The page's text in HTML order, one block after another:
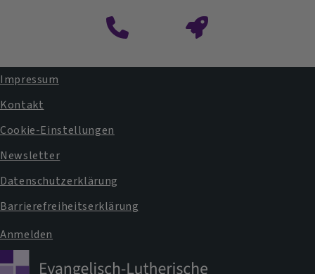
Fußbereichsmenü
Impressum
Kontakt
Cookie-Einstellungen
Newsletter
Datenschutzerklärung
Barrierefreiheitserklärung
Benutzermenü
Anmelden